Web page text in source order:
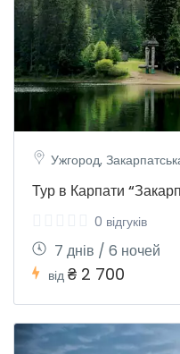
Ужгород,
Тур в Карпати
0 відгуків
7 днів / 6 ночей
від ₴ 2 700